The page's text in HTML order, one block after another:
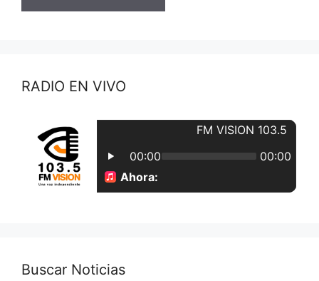
RADIO EN VIVO
Buscar Noticias